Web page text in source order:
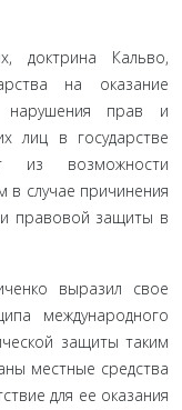
доктрина Кальво,
на оказание
нарушения прав и
лиц в государстве
из возможности
случае причинения
правовой защиты в
выразил свое
международного
защиты таким
местные средства
для ее оказания